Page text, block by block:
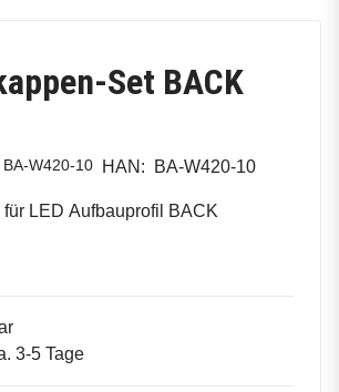
Set BACK
BA-W420-10 HAN: BA-W420-10
für LED Aufbauprofil BACK
3-5 Tage